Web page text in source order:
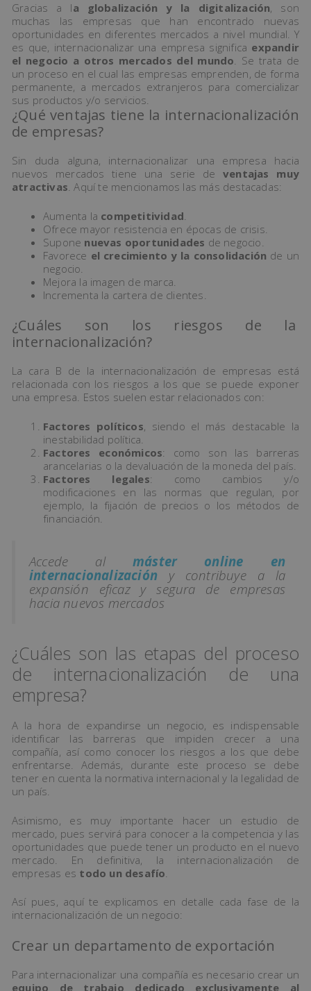
Gracias a la globalización y la digitalización, son
muchas las empresas que han encontrado nuevas
oportunidades en diferentes mercados a nivel mundial. Y
es que, internacionalizar una empresa significa expandir
el negocio a otros mercados del mundo. Se trata de
un proceso en el cual las empresas emprenden, de forma
permanente, a mercados extranjeros para comercializar
sus productos y/o servicios.
¿Qué ventajas tiene la internacionalización
de empresas?
Sin duda alguna, internacionalizar una empresa hacia
nuevos mercados tiene una serie deventajas muy
atractivas. Aquí te mencionamos las más destacadas:
Aumenta la competitividad
Ofrece mayor resistencia en épocas de crisis.
Supone nuevas oportunidades de negocio.
Favorece el crecimiento y la consolidación de un
negocio.
Mejora la imagen de marca.
Incrementa la cartera de clientes.
¿Cuáles son los riesgos de la
internacionalización?
La cara B de la internacionalización de empresas está
relacionada con los riesgos a los que se puede exponer
una empresa. Estos suelen estar relacionados con:
Factores políticos , siendo el más destacable la
inestabilidad política.
Factores económicos: como son las barreras
arancelarias o la devaluación de la moneda del país.
Factores legales: como cambios y/o
modificaciones en las normas que regulan, por
ejemplo, la fijación de precios o los métodos de
financiación.
Accede al máster online en
internacionalización y contribuye a la
expansión eficaz y segura de empresas
hacia nuevos mercados
¿Cuáles son las etapas del proceso
de internacionalización de una
empresa?
A la hora de expandirse un negocio, es indispensable
identificar las barreras que impiden crecer a una
compañía, así como conocer los riesgos a los que debe
enfrentarse. Además, durante este proceso se debe
tener en cuenta la normativa internacional y la legalidad de
un país.
Asimismo, es muy importante hacer un estudio de
mercado, pues servirá para conocer a la competencia y las
oportunidades que puede tener un producto en el nuevo
mercado. En definitiva, la internacionalización de
empresas es todo un desafío
Así pues, aquí te explicamos en detalle cada fase de la
internacionalización de un negocio:
Crear un departamento de exportación
Para internacionalizar una compañía es necesario crear un
equipo de trabajo dedicado exclusivamente al